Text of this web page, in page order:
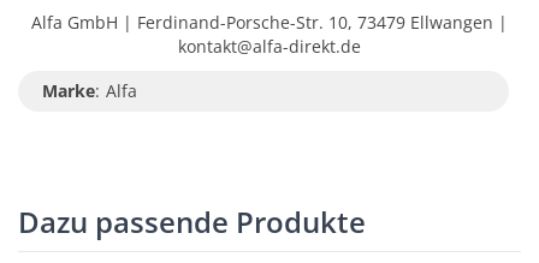
Alfa GmbH | Ferdinand-Porsche-Str. 10, 73479 Ellwangen |
kontakt@alfa-direkt.de
Marke: Alfa
Dazu passende Produkte